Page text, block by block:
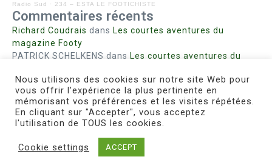
Radio Sud · 234 – ESTA LE FOOTICHISTE
Commentaires récents
Richard Coudrais dans Les courtes aventures du
magazine Footy
PATRICK SCHELKENS dans Les courtes aventures du
Bohn fabiennedans Intrigues sanglantes à Mulhouse
Steph. RUTA dansLust for Nice
MIRMANDdansPieds agiles et champignons
Copyright © 2026 Le Footichiste | Réalisé par
Nous utilisons des cookies sur notre site Web pour
vous offrir l'expérience la plus pertinente en
mémorisant vos préférences et les visites répétées.
En cliquant sur "Accepter", vous acceptez
l'utilisation de TOUS les cookies.
Cookie settings ACCEPT